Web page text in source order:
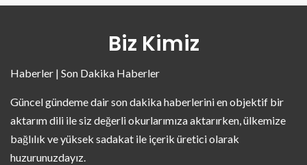
Biz Kimiz
Haberler | Son Dakika Haberler
Güncel gündeme dair son dakika haberlerini en objektif bir
aktarım dili ile siz değerli okurlarımıza aktarırken, ülkemize
bağlılık ve yüksek sadakat ile içerik üretici olarak
huzurunuzdayız.